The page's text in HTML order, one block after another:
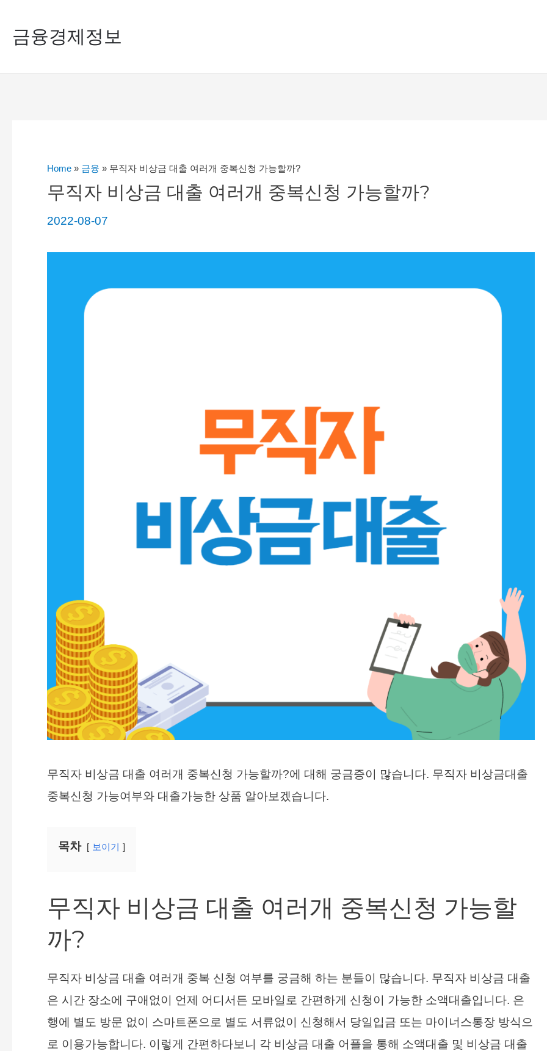
금융경제정보
Home » 금융 » 무직자 비상금 대출 여러개 중복신청 가능할까?
무직자 비상금 대출 여러개 중복신청 가능할까?
2022-08-07
무직자 비상금 대출 여러개 중복신청 가능할까?에 대해 궁금증이 많습니다. 무직자 비상금대출
중복신청 가능여부와 대출가능한 상품 알아보겠습니다.
목차 보이기
무직자 비상금 대출 여러개 중복신청 가능할
까?
무직자 비상금 대출 여러개 중복 신청 여부를 궁금해 하는 분들이 많습니다. 무직자 비상금 대출
은 시간 장소에 구애없이 언제 어디서든 모바일로 간편하게 신청이 가능한 소액대출입니다. 은
행에 별도 방문 없이 스마트폰으로 별도 서류없이 신청해서 당일입금 또는 마이너스통장 방식으
로 이용가능합니다. 이렇게 간편하다보니 각 비상금 대출 어플을 통해 소액대출 및 비상금 대출